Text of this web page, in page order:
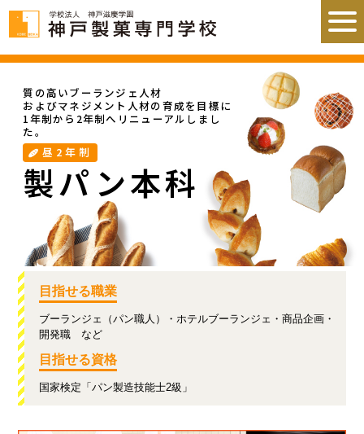
質の高いブーランジェ人材
およびマネジメント人材の育成を目標に
1年制から2年制へリニューアルしまし
た。
昼2年制
製パン本科
目指せる職業
ブーランジェ（パン職人）・ホテルブーランジェ・商品企画・
開発職 など
目指せる資格
国家検定「パン製造技能士2級」